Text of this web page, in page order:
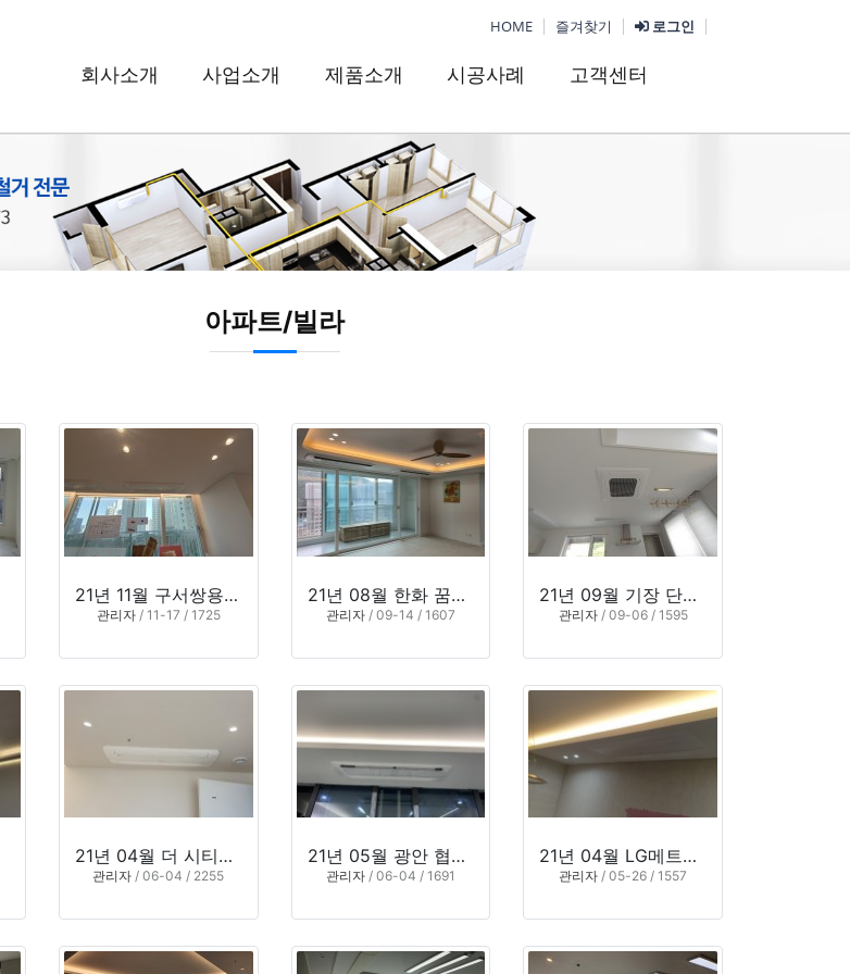
HOME 즐겨찾기 로그인
회사소개 사업소개 제품소개 시공사례 고객센터
아파트/빌라
21년 11월 구서쌍용예가 2단지 (부산 금정구 구서동)
관리자/ 11-17 / 1725
21년 08월 한화 꿈에그린 114동 (부산 해운대구 반여동)
관리자/ 09-14 / 1607
21년 09월 기장 단독주택 (부산 기장군 장안읍)
관리자/ 09-06 / 1595
21년 04월 더 시티세븐 팔라조 (창원 의창구 대원동)
관리자 / 06-04 / 2255
21년 05월 광안 협성엠파이어 102동
관리자/ 06-04 / 1691
21년 04월 LG메트로시티 (부산 남구 용호동)
관리자 / 05-26 / 1557